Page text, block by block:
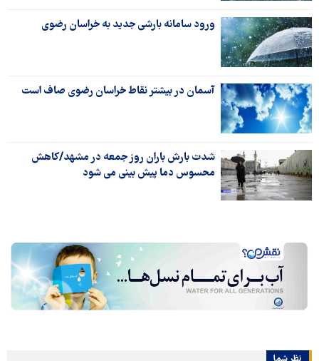
ورود سامانه بارشی جدید به خراسان رضوی
آسمان در بیشتر نقاط خراسان رضوی صاف است
شدت بارش باران روز جمعه در مشهد/کاهش
محسوس دما پیش بینی می شود